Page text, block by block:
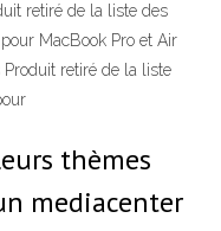
retiré de la liste des
MacBook Pro et Air
retiré de la liste
thèmes
mediacenter